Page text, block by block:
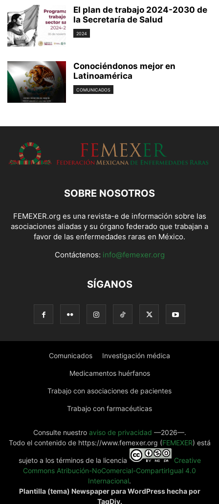
El plan de trabajo 2024-2030 de
la Secretaría de Salud
2024
Conociéndonos mejor en
Latinoamérica
COMUNICADOS
SOBRE NOSOTROS
FEMEXER.org es una revista-e de información sobre las
asociaciones aliadas y su órgano federado que trabajan a
favor de las enfermedades raras en México.
Contáctenos: info@femexer.org
SÍGANOS
Comunicados Investigación médica
Medicamentos huérfanos
Trabajo con asociaciones de pacientes
Trabajo con farmacéuticas
Consulte nuestro aviso de privacidad —2026—.
Todo el contenido de https://www.femexer.org (FEMEXER) está
sujeto a los términos de la licencia
Creative
Commons Atribución-NoComercial-CompartirIgual 4.0
Internacional.
Plantilla (tema) Newspaper para WordPress hecha por
TagDiv.